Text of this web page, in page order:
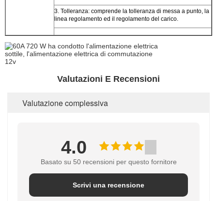
3. Tolleranza: comprende la tolleranza di messa a punto, la
linea regolamento ed il regolamento del carico.
Valutazioni E Recensioni
Valutazione complessiva
4.0
Basato su 50 recensioni per questo fornitore
Scrivi una recensione